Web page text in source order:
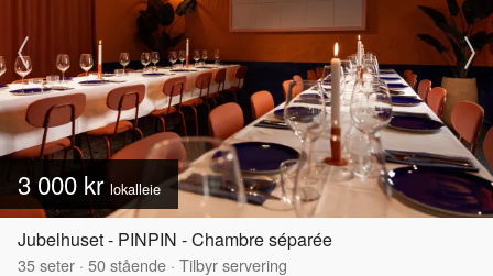
3 000 kr lokalleie
Jubelhuset - PINPIN - Chambre séparée
35seter · 50stående · Tilbyr servering